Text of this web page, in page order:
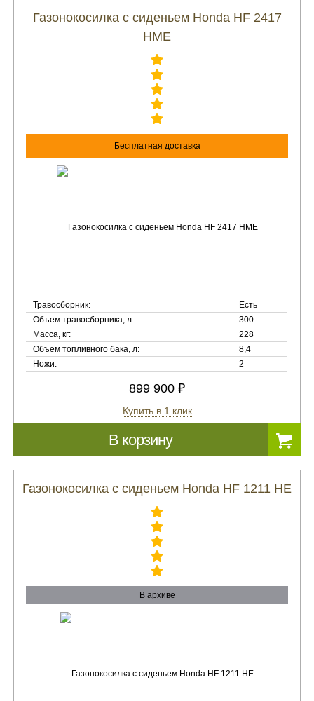
Газонокосилка с сиденьем Honda HF 2417
HME
Бесплатная доставка
Травосборник:
Есть
Объем травосборника, л:
300
Масса, кг:
228
Объем топливного бака, л:
8,4
Ножи:
2
899 900 ₽
Купить в 1 клик
В корзину
Газонокосилка с сиденьем Honda HF 1211 HE
В архиве